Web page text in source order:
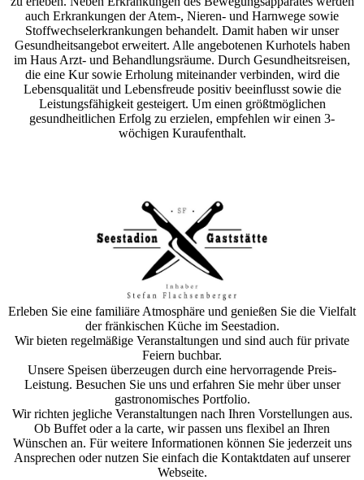
auch Erkrankungen der Atem-, Nieren- und Harnwege sowie
Stoffwechselerkrankungen behandelt. Damit haben wir unser
Gesundheitsangebot erweitert. Alle angebotenen Kurhotels haben
im Haus Arzt- und Behandlungsräume. Durch Gesundheitsreisen,
die eine Kur sowie Erholung miteinander verbinden, wird die
Lebensqualität und Lebensfreude positiv beeinflusst sowie die
Leistungsfähigkeit gesteigert. Um einen größtmöglichen
gesundheitlichen Erfolg zu erzielen, empfehlen wir einen 3-
wöchigen Kuraufenthalt.
Erleben Sie eine familiäre Atmosphäre und genießen Sie die Vielfalt
der fränkischen Küche im Seestadion.
Wir bieten regelmäßige Veranstaltungen und sind auch für private
Feiern buchbar.
Unsere Speisen überzeugen durch eine hervorragende Preis-
Leistung. Besuchen Sie uns und erfahren Sie mehr über unser
gastronomisches Portfolio.
Wir richten jegliche Veranstaltungen nach Ihren Vorstellungen aus.
Ob Buffet oder a la carte, wir passen uns flexibel an Ihren
Wünschen an. Für weitere Informationen können Sie jederzeit uns
Ansprechen oder nutzen Sie einfach die Kontaktdaten auf unserer
Webseite.